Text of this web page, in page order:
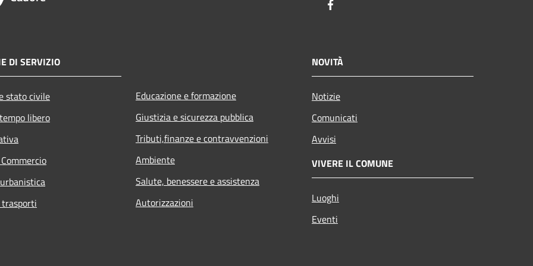
DI SERVIZIO
stato civile
libero
Educazione e formazione
Giustizia e sicurezza pubblica
Tributi,finanze e contravvenzioni
Ambiente
Salute, benessere e assistenza
Autorizzazioni
NOVITÀ
Notizie
Comunicati
Avvisi
VIVERE IL COMUNE
Luoghi
Eventi